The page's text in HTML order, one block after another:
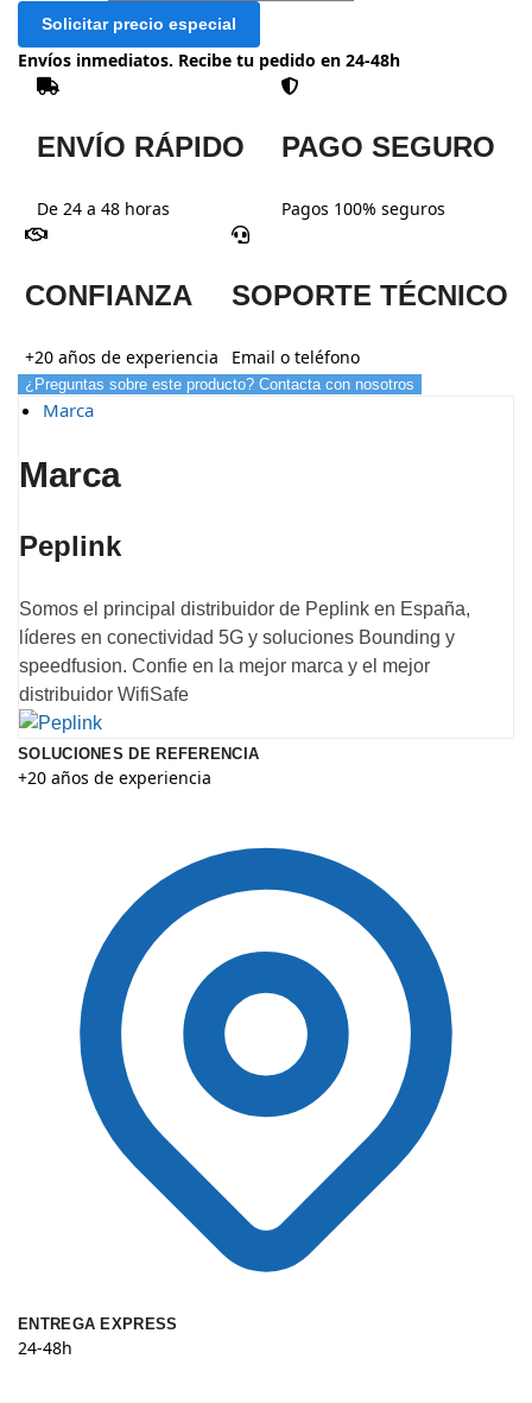
Solicitar precio especial
Envíos inmediatos. Recibe tu pedido en 24-48h
ENVÍO RÁPIDO
De 24 a 48 horas
PAGO SEGURO
Pagos 100% seguros
CONFIANZA
+20 años de experiencia
SOPORTE TÉCNICO
Email o teléfono
¿Preguntas sobre este producto? Contacta con nosotros
Marca
Marca
Peplink
Somos el principal distribuidor de Peplink en España,
líderes en conectividad 5G y soluciones Bounding y
speedfusion. Confie en la mejor marca y el mejor
distribuidor WifiSafe
SOLUCIONES DE REFERENCIA
+20 años de experiencia
ENTREGA EXPRESS
24-48h